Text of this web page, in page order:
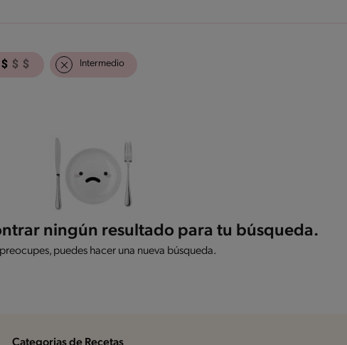
Intermedio
ningún resultado para tu búsqueda.
puedes hacer una nueva búsqueda.
Categorias de Recetas